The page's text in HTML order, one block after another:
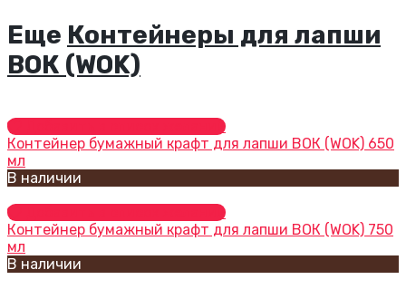
Еще Контейнеры для лапши
ВОК (WOK)
Добавить в список желаний
Контейнер бумажный крафт для лапши ВОК (WOK) 650
мл
В наличии
Добавить в список желаний
Контейнер бумажный крафт для лапши ВОК (WOK) 750
мл
В наличии